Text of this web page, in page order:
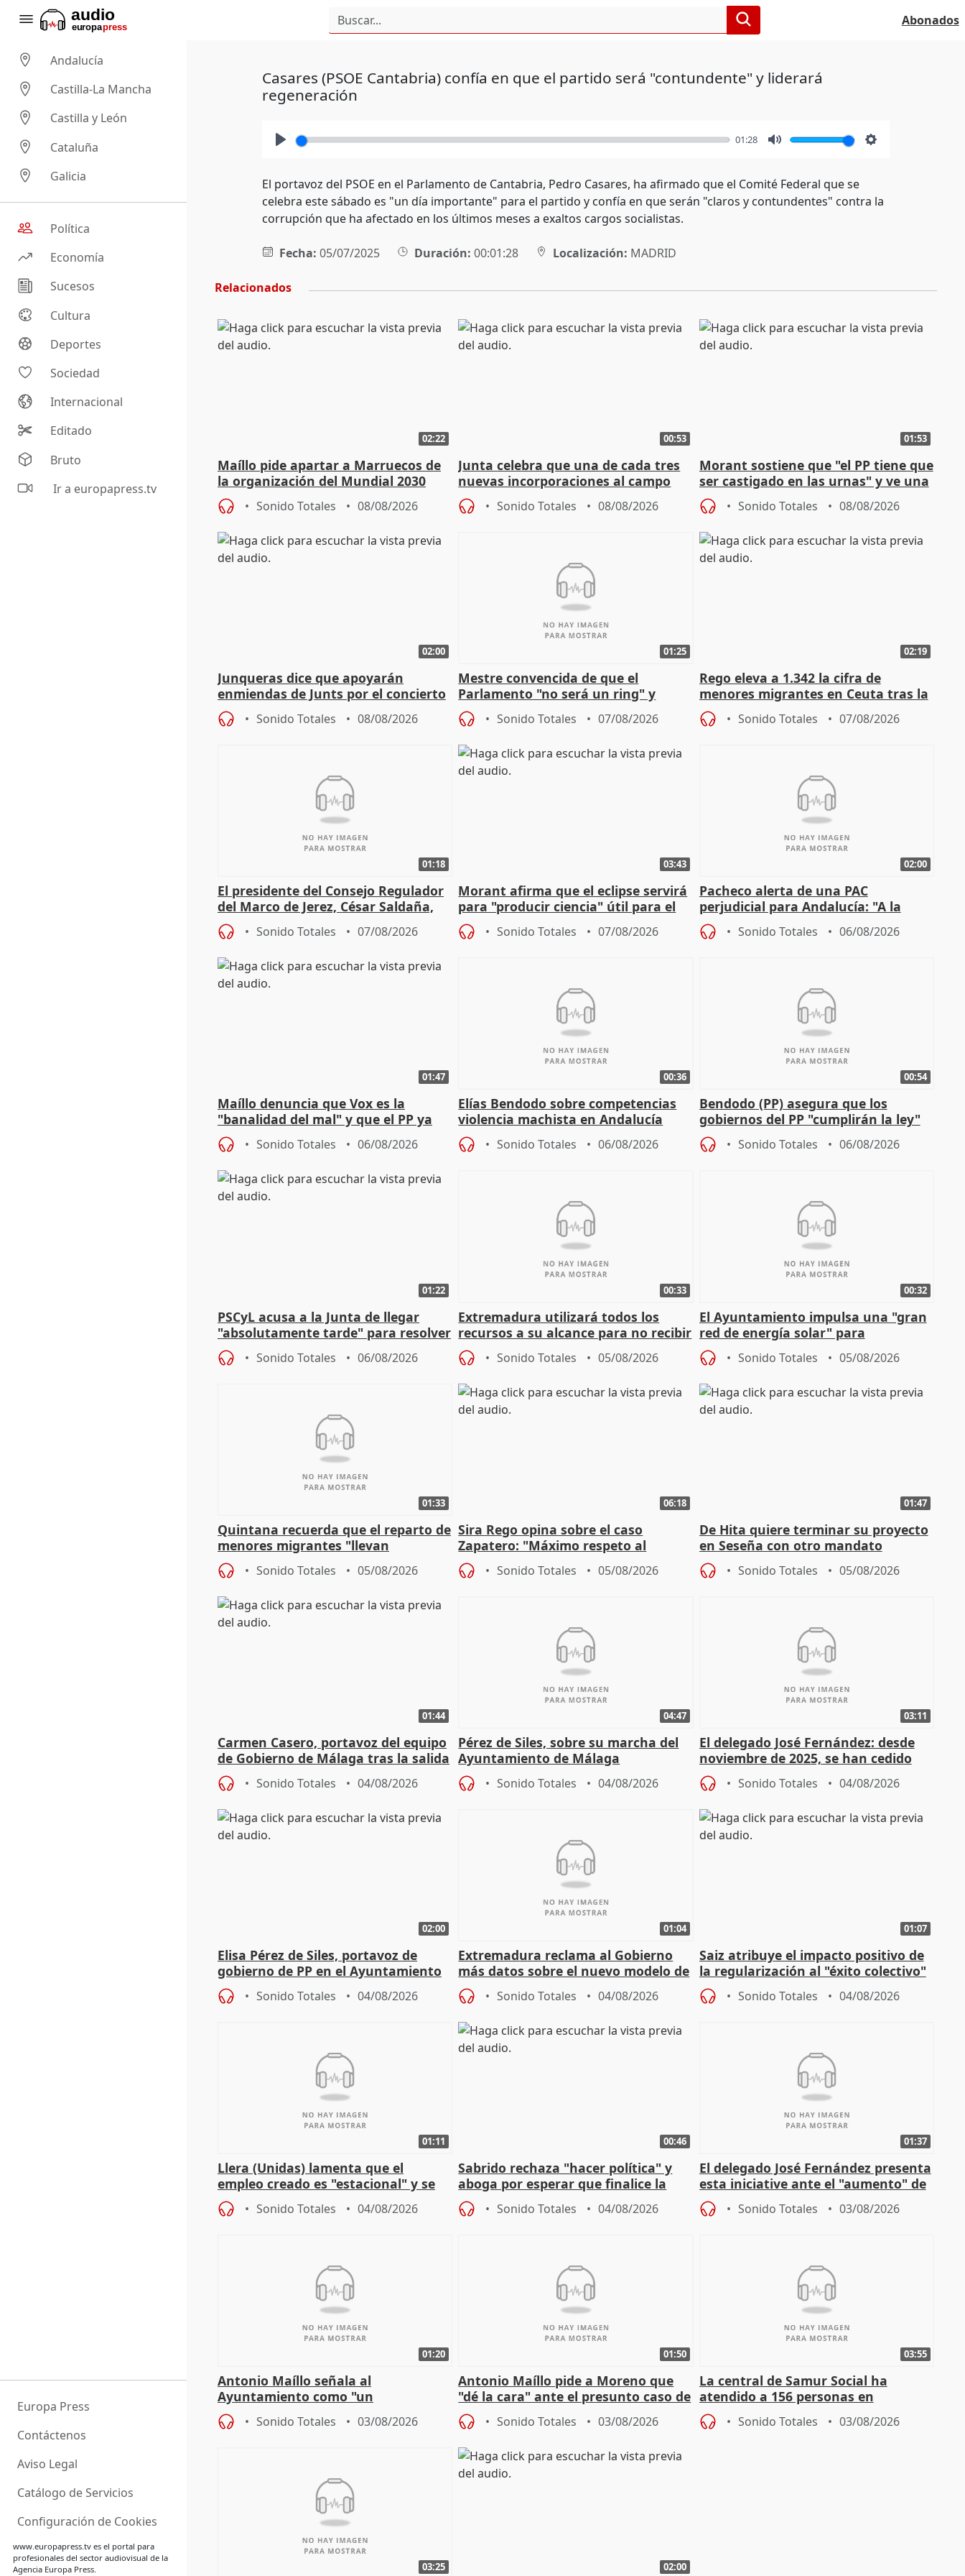
Abonados
Andalucía
Castilla-La Mancha
Castilla y León
Cataluña
Galicia
Política
Economía
Sucesos
Cultura
Deportes
Sociedad
Internacional
Editado
Bruto
Ir a europapress.tv
Europa Press
Contáctenos
Aviso Legal
Catálogo de Servicios
Configuración de Cookies
www.europapress.tves el portal para
profesionales del sector audiovisual de la
Agencia Europa Press.
Casares (PSOE Cantabria) confía en que el partido será "contundente" y liderará
regeneración
01:28
El portavoz del PSOE en el Parlamento de Cantabria, Pedro Casares, ha afirmado que el Comité Federal que se
celebra este sábado es "un día importante" para el partido y confía en que serán "claros y contundentes" contra la
corrupción que ha afectado en los últimos meses a exaltos cargos socialistas.
Fecha: 05/07/2025 Duración: 00:01:28 Localización: MADRID
Relacionados
02:22
Maíllo pide apartar a Marruecos de
la organización del Mundial 2030
Sonido Totales 08/08/2026
00:53
Junta celebra que una de cada tres
nuevas incorporaciones al campo
andaluz son mujeres jóvenes
Sonido Totales 08/08/2026
01:53
Morant sostiene que "el PP tiene que
ser castigado en las urnas" y ve una
"pulsión de cambio"
Sonido Totales 08/08/2026
02:00
Junqueras dice que apoyarán
enmiendas de Junts por el concierto
en el trámite de financiación
Sonido Totales 08/08/2026
01:25
Mestre convencida de que el
Parlamento "no será un ring" y
defiende "estabilidad" del pacto con
Vox
Sonido Totales 07/08/2026
02:19
Rego eleva a 1.342 la cifra de
menores migrantes en Ceuta tras la
entrada masiva
Sonido Totales 07/08/2026
01:18
El presidente del Consejo Regulador
del Marco de Jerez, César Saldaña,
sobre exportaciones
Sonido Totales 07/08/2026
03:43
Morant afirma que el eclipse servirá
para "producir ciencia" útil para el
resto del mundo
Sonido Totales 07/08/2026
02:00
Pacheco alerta de una PAC
perjudicial para Andalucía: "A la
agricultura hay que protegerla"
Sonido Totales 06/08/2026
01:47
Maíllo denuncia que Vox es la
"banalidad del mal" y que el PP ya
asume todas sus tesis
Sonido Totales 06/08/2026
00:36
Elías Bendodo sobre competencias
violencia machista en Andalucía
Sonido Totales 06/08/2026
00:54
Bendodo (PP) asegura que los
gobiernos del PP "cumplirán la ley"
sobre los menores migrantes
Sonido Totales 06/08/2026
01:22
PSCyL acusa a la Junta de llegar
"absolutamente tarde" para resolver
problemas como Newcastle
Sonido Totales 06/08/2026
00:33
Extremadura utilizará todos los
recursos a su alcance para no recibir
más menores migrantes
Sonido Totales 05/08/2026
00:32
El Ayuntamiento impulsa una "gran
red de energía solar" para
autoconsumo
Sonido Totales 05/08/2026
01:33
Quintana recuerda que el reparto de
menores migrantes "llevan
aportación del Gobierno" central
Sonido Totales 05/08/2026
06:18
Sira Rego opina sobre el caso
Zapatero: "Máximo respeto al
proceso judicial"
Sonido Totales 05/08/2026
01:47
De Hita quiere terminar su proyecto
en Seseña con otro mandato
Sonido Totales 05/08/2026
01:44
Carmen Casero, portavoz del equipo
de Gobierno de Málaga tras la salida
de Pérez de Siles
Sonido Totales 04/08/2026
04:47
Pérez de Siles, sobre su marcha del
Ayuntamiento de Málaga
Sonido Totales 04/08/2026
03:11
El delegado José Fernández: desde
noviembre de 2025, se han cedido
9.810 ayudas por nacimiento
Sonido Totales 04/08/2026
02:00
Elisa Pérez de Siles, portavoz de
gobierno de PP en el Ayuntamiento
de Málaga, deja la política
Sonido Totales 04/08/2026
01:04
Extremadura reclama al Gobierno
más datos sobre el nuevo modelo de
financiación
Sonido Totales 04/08/2026
01:07
Saiz atribuye el impacto positivo de
la regularización al "éxito colectivo"
del Gobierno
Sonido Totales 04/08/2026
01:11
Llera (Unidas) lamenta que el
empleo creado es "estacional" y se
"esfumará" al acabar el verano
Sonido Totales 04/08/2026
00:46
Sabrido rechaza "hacer política" y
aboga por esperar que finalice la
investigación del incendio
Sonido Totales 04/08/2026
01:37
El delegado José Fernández presenta
esta iniciative ante el "aumento" de
personas sin hogar en Madri
Sonido Totales 03/08/2026
01:20
Antonio Maíllo señala al
Ayuntamiento como "un
especulador más" sobre viviendas de
Jiménez Becerril
Sonido Totales 03/08/2026
01:50
Antonio Maíllo pide a Moreno que
"dé la cara" ante el presunto caso de
acoso del CEO de ADM
Sonido Totales 03/08/2026
03:55
La central de Samur Social ha
atendido a 156 personas en
situación de calle durante Campaña
de CalorSonido Totales 03/08/2026
03:25 02:00